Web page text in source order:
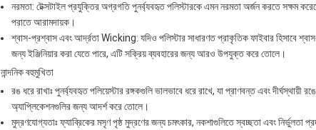
নরমতা: টেক্সটাইল প্রযুক্তির অগ্রগতি পুনর্ব্যবহৃত পলিস্টারকে এমন নরমতা অর্জন করতে সক্ষম
পরাতে আরামদায়ক।
শ্বাস-প্রশ্বাস এবং আর্দ্রতা Wicking: যদিও পলিস্টার সাধারণত প্রাকৃতিক ফাইবার হিসাবে
জন্য ইঞ্জিনিয়ার করা যেতে পারে, এটি সক্রিয় ব্যবহারের জন্য আরও উপযুক্ত করে তোলে।
নান্দনিক বহুমুখিতা
রঙ ধরে রাখাঃ পুনর্ব্যবহৃত পলিয়েস্টার রঙ্গকগুলি ভালভাবে ধরে রাখে, যা প্রাণবন্ত এবং দীর্ঘস্থায়ী
অ্যাপ্লিকেশনগুলির জন্য আদর্শ করে তোলে।
মুদ্রণযোগ্যতাঃ ফ্যাব্রিকের মসৃণ পৃষ্ঠ মুদ্রণের জন্য চমৎকার, নকশাগুলিতে স্বচ্ছতা এবং নির্ভুলতা